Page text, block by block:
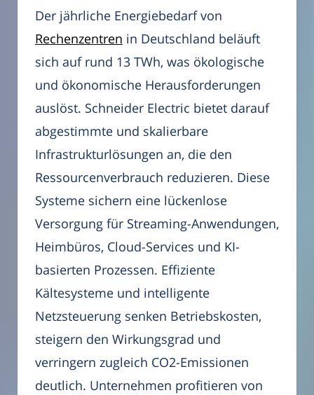
Der jährliche Energiebedarf von
Rechenzentren in Deutschland beläuft
sich auf rund 13 TWh, was ökologische
und ökonomische Herausforderungen
auslöst. Schneider Electric bietet darauf
abgestimmte und skalierbare
Infrastrukturlösungen an, die den
Ressourcenverbrauch reduzieren. Diese
Systeme sichern eine lückenlose
Versorgung für Streaming-Anwendungen,
Heimbüros, Cloud-Services und KI-
basierten Prozessen. Effiziente
Kältesysteme und intelligente
Netzsteuerung senken Betriebskosten,
steigern den Wirkungsgrad und
verringern zugleich CO2-Emissionen
deutlich. Unternehmen profitieren von